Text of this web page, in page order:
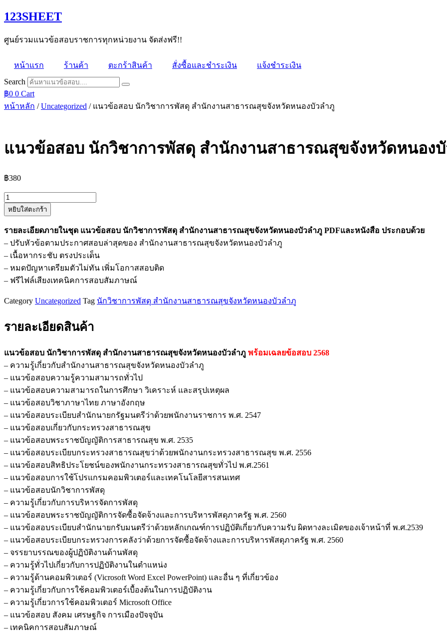
Skip
to
123SHEET
ศูนย์รวมแนวข้อสอบราชการทุกหน่วยงาน จัดส่งฟรี!!
หน้าแรก ร้านค้า ตะกร้าสินค้า สั่งซื้อและชำระเงิน
แจ้งชำระเงิน
Search
฿0 0 Cart
หน้าหลัก /Uncategorized / แนวข้อสอบ นักวิชาการพัสดุ สำนักงานสาธารณสุขจังหวัดหนองบัวลำภู
แนวข้อสอบ นักวิชาการพัสดุ สำนักงานสาธารณสุขจังหวัดหนอง
฿380
จำนวน
แนว
นัก
วิชาการ
พัสดุ
สำนักงาน
สาธารณสุข
จังหวัด
ชิ้น
หยิบใส่ตะกร้า
รายละเอียดภายในชุด แนวข้อสอบ นักวิชาการพัสดุ สำนักงานสาธารณสุขจังหวัดหนองบัวลำภู PDFและหนังสือ ประกอบด้วย
– ปรับหัวข้อตามประกาศสอบล่าสุดของ สำนักงานสาธารณสุขจังหวัดหนองบัวลำภู
– เนื้อหากระชับ ตรงประเด็น
– หมดปัญหาเตรียมตัวไม่ทัน เพิ่มโอกาสสอบติด
– ฟรีไฟล์เสียงเทคนิคการสอบสัมภาษณ์
Category Uncategorized Tag นักวิชาการพัสดุ สำนักงานสาธารณสุขจังหวัดหนองบัวลำภู
รายละเอียดสินค้า
แนวข้อสอบ นักวิชาการพัสดุ สำนักงานสาธารณสุขจังหวัดหนองบัวลำภู พร้อมเฉลยข้อสอบ 2568
– ความรู้เกี่ยวกับสำนักงานสาธารณสุขจังหวัดหนองบัวลำภู
– แนวข้อสอบความรู้ความสามารถทั่วไป
– แนวข้อสอบความสามารถในการศึกษา วิเคราะห์ และสรุปเหตุผล
– แนวข้อสอบวิชาภาษาไทย ภาษาอังกฤษ
– แนวข้อสอบระเบียบสำนักนายกรัฐมนตรีว่าด้วยพนักงานราชการ พ.ศ. 2547
– แนวข้อสอบเกี่ยวกับกระทรวงสาธารณสุข
– แนวข้อสอบพระราชบัญญัติการสาธารณสุข พ.ศ. 2535
– แนวข้อสอบระเบียบกระทรวงสาธารณสุขว่าด้วยพนักงานกระทรวงสาธารณสุข พ.ศ. 2556
– แนวข้อสอบสิทธิประโยชน์ของพนักงานกระทรวงสาธารณสุขทั่วไป พ.ศ.2561
– แนวข้อสอบการใช้โปรแกรมคอมพิวเตอร์และเทคโนโลยีสารสนเทศ
– แนวข้อสอบนักวิชาการพัสดุ
– ความรู้เกี่ยวกับการบริหารจัดการพัสดุ
– แนวข้อสอบพระราชบัญญัติการจัดซื้อจัดจ้างและการบริหารพัสดุภาครัฐ พ.ศ. 2560
– แนวข้อสอบระเบียบสำนักนายกรับมนตรีว่าด้วยหลักเกณฑ์การปฏิบัติเกี่ยวกับความรับ ผิดทางละเมิดของเจ้าหน้าที่ พ.ศ.2539
– แนวข้อสอบระเบียบกระทรวงการคลังว่าด้วยการจัดซื้อจัดจ้างและการบริหารพัสดุภาครัฐ พ.ศ. 2560
– จรรยาบรรณของผู้ปฏิบัติงานด้านพัสดุ
– ความรู้ทั่วไปเกี่ยวกับการปฏิบัติงานในตำแหน่ง
– ความรู้ด้านคอมพิวเตอร์ (Vicrosoft Word Excel PowerPoint) และอื่น ๆ ที่เกี่ยวข้อง
– ความรู้เกี่ยวกับการใช้คอมพิวเตอร์เบื้องต้นในการปฏิบัติงาน
– ความรู้เกี่ยวการใช้คอมพิวเตอร์ Microsoft Office
– แนวข้อสอบ สังคม เศรษฐกิจ การเมืองปัจจุบัน
– เทคนิคการสอบสัมภาษณ์